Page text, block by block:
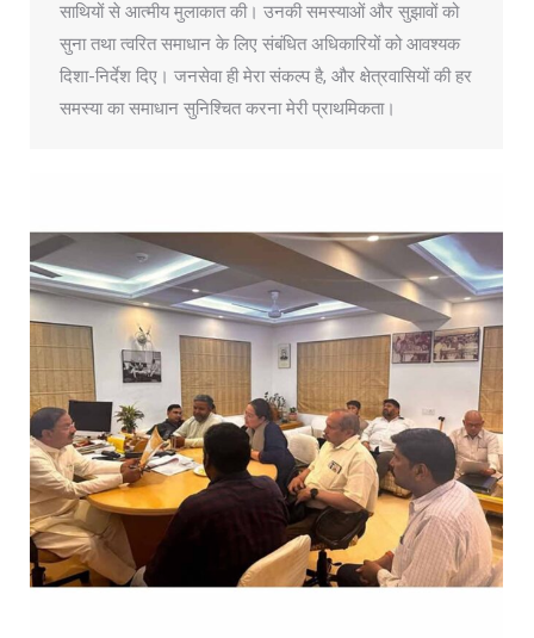
साथियों से आत्मीय मुलाकात की। उनकी समस्याओं और सुझावों को
सुना तथा त्वरित समाधान के लिए संबंधित अधिकारियों को आवश्यक
दिशा-निर्देश दिए। जनसेवा ही मेरा संकल्प है, और क्षेत्रवासियों की हर
समस्या का समाधान सुनिश्चित करना मेरी प्राथमिकता।